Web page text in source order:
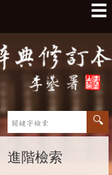
☰
進階檢索